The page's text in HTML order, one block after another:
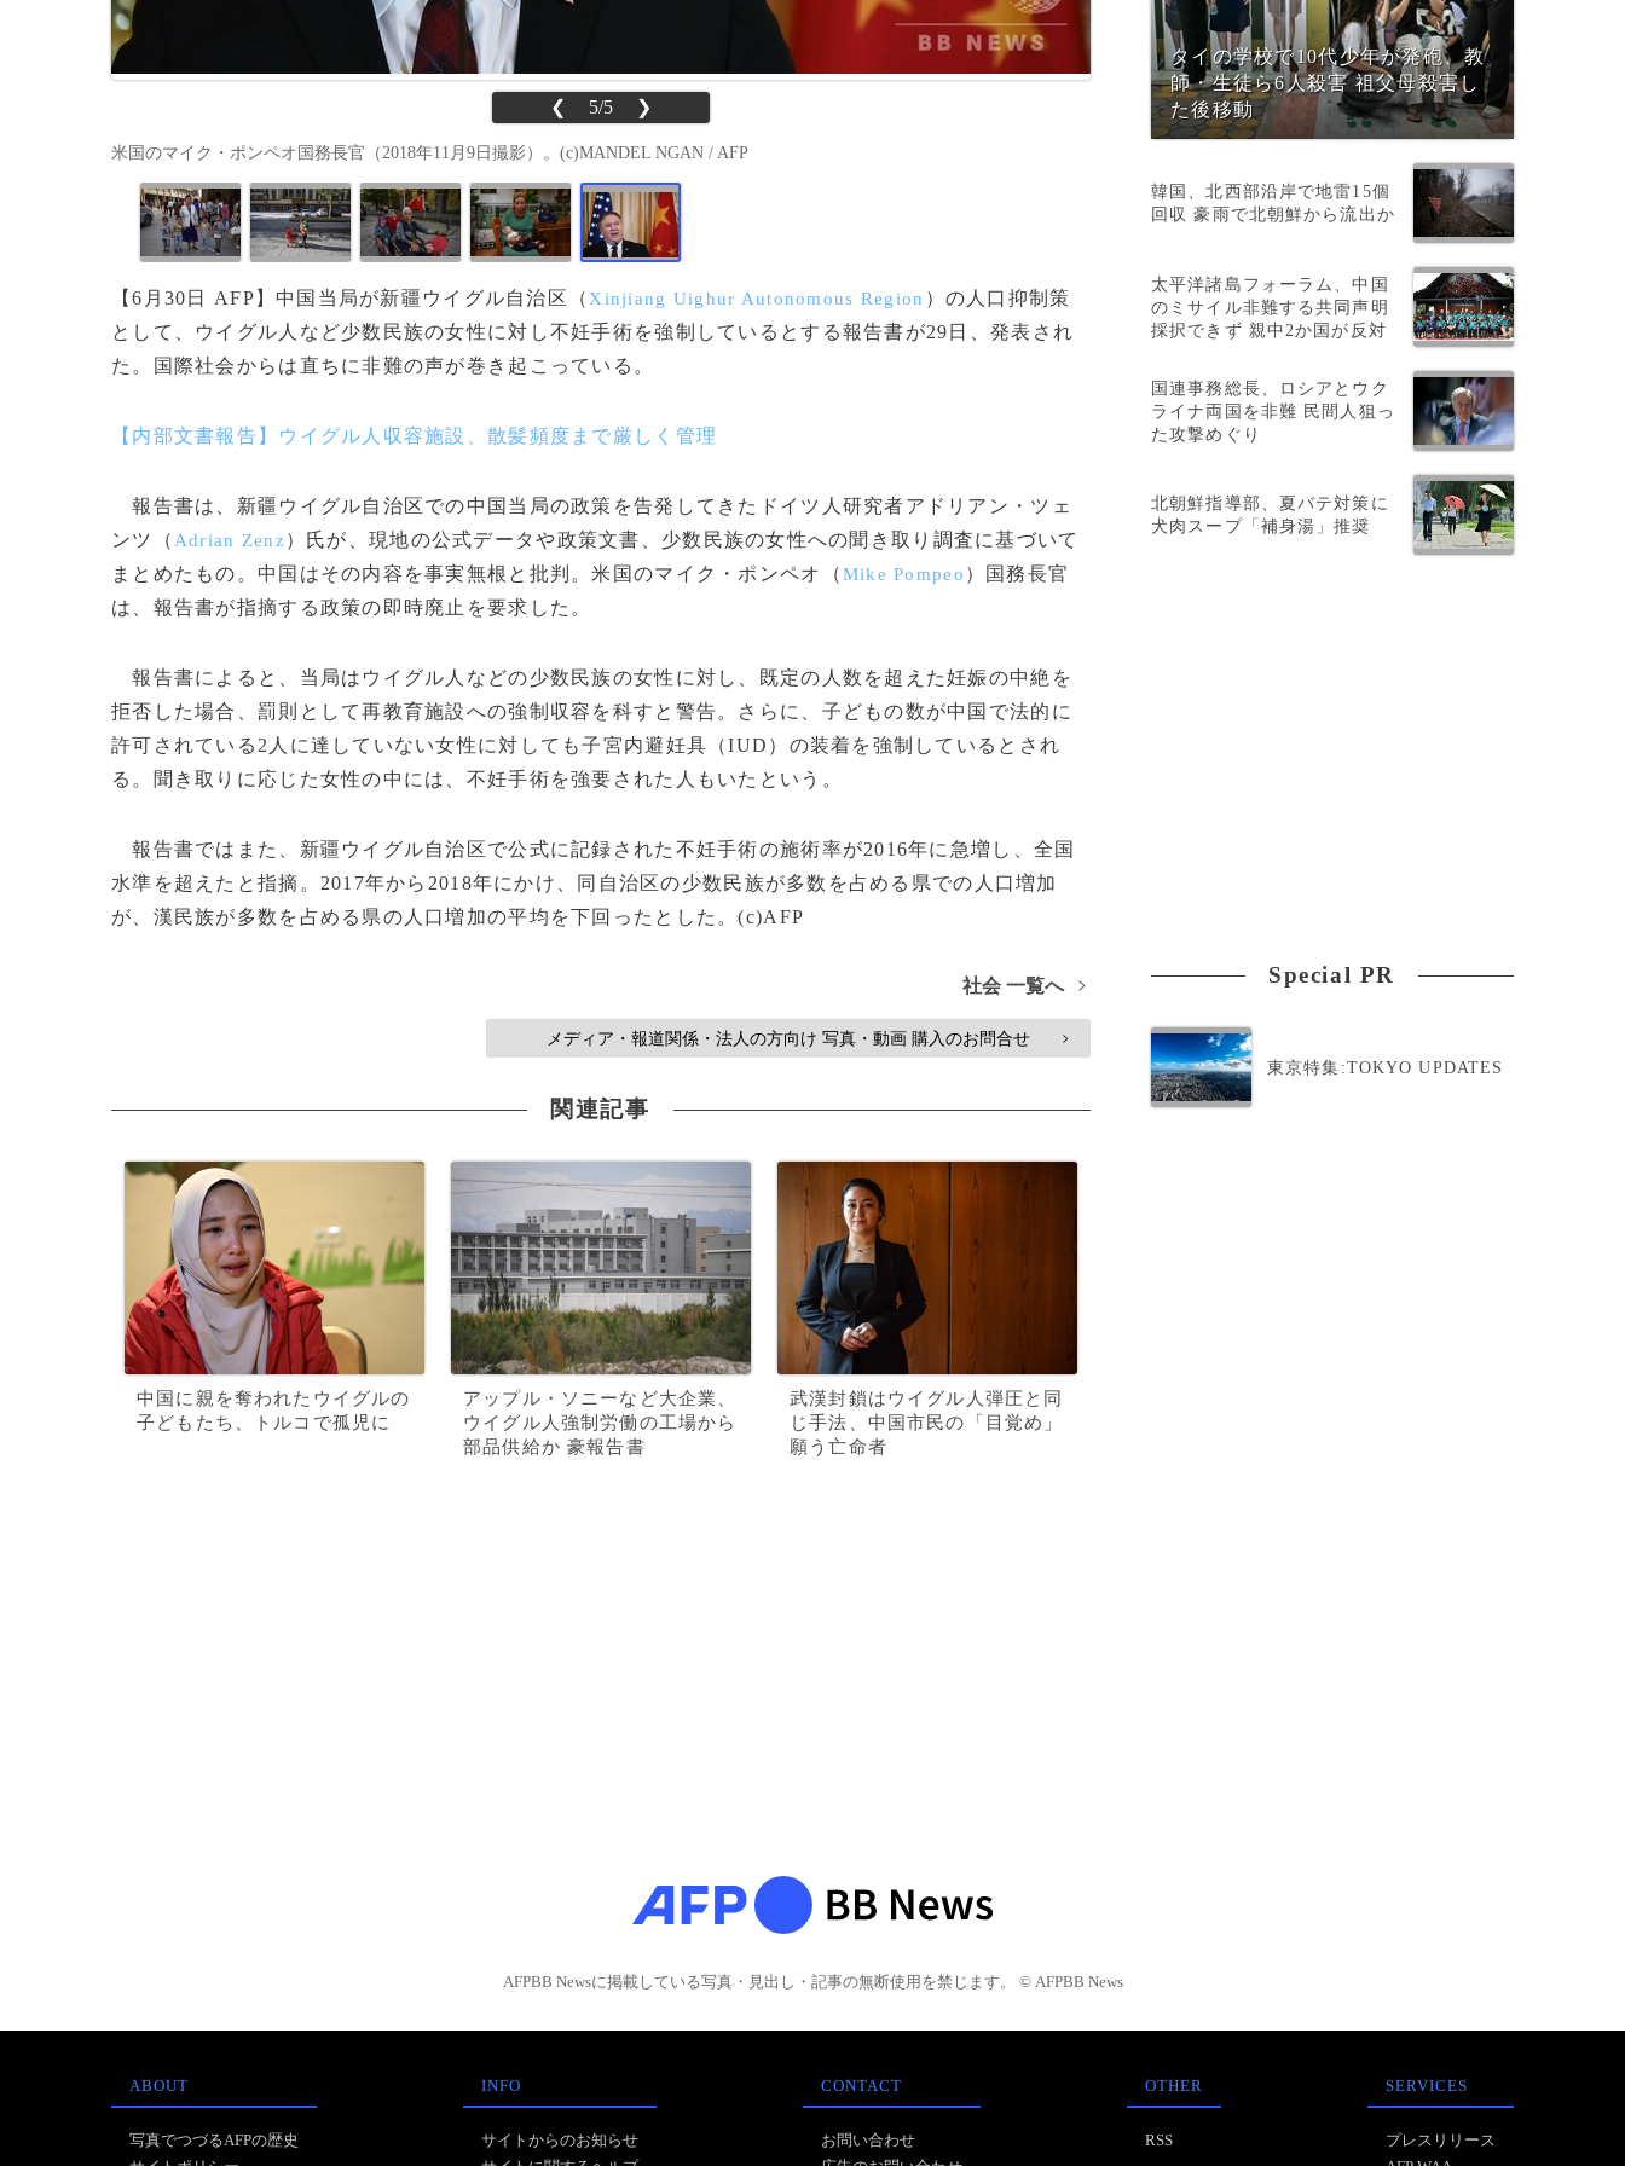
❮ 5/5 ❯
米国のマイク・ポンペオ国務長官（2018年11月9日撮影）。(c)MANDEL NGAN / AFP
【6月30日 AFP】中国当局が新疆ウイグル自治区（ Xinjiang Uighur Autonomous Region ）の人口抑制策
として、ウイグル人など少数民族の女性に対し不妊手術を強制しているとする報告書が29日、発表され
た。国際社会からは直ちに非難の声が巻き起こっている。
【内部文書報告】ウイグル人収容施設、散髪頻度まで厳しく管理
報告書は、新疆ウイグル自治区での中国当局の政策を告発してきたドイツ人研究者アドリアン・ツェ
ンツ（ Adrian Zenz）氏が、現地の公式データや政策文書、少数民族の女性への聞き取り調査に基づいて
まとめたもの。中国はその内容を事実無根と批判。米国のマイク・ポンペオ（Mike Pompeo ）国務長官
は、報告書が指摘する政策の即時廃止を要求した。
報告書によると、当局はウイグル人などの少数民族の女性に対し、既定の人数を超えた妊娠の中絶を
拒否した場合、罰則として再教育施設への強制収容を科すと警告。さらに、子どもの数が中国で法的に
許可されている2人に達していない女性に対しても子宮内避妊具（IUD）の装着を強制しているとされ
る。聞き取りに応じた女性の中には、不妊手術を強要された人もいたという。
報告書ではまた、新疆ウイグル自治区で公式に記録された不妊手術の施術率が2016年に急増し、全国
水準を超えたと指摘。2017年から2018年にかけ、同自治区の少数民族が多数を占める県での人口増加
が、漢民族が多数を占める県の人口増加の平均を下回ったとした。(c)AFP
社会 一覧へ >
メディア・報道関係・法人の方向け 写真・動画 購入のお問合せ >
関連記事
中国に親を奪われたウイグルの
子どもたち、トルコで孤児に
アップル・ソニーなど大企業、
ウイグル人強制労働の工場から
部品供給か 豪報告書
武漢封鎖はウイグル人弾圧と同
じ手法、中国市民の「目覚め」
願う亡命者
タイの学校で10代少年が発砲、教
師・生徒ら6人殺害 祖父母殺害し
た後移動
韓国、北西部沿岸で地雷15個
回収 豪雨で北朝鮮から流出か
太平洋諸島フォーラム、中国
のミサイル非難する共同声明
採択できず 親中2か国が反対
国連事務総長、ロシアとウク
ライナ両国を非難 民間人狙っ
た攻撃めぐり
北朝鮮指導部、夏バテ対策に
犬肉スープ「補身湯」推奨
Special PR
東京特集:TOKYO UPDATES
AFPBB Newsに掲載している写真・見出し・記事の無断使用を禁じます。 © AFPBB News
ABOUT
写真でつづるAFPの歴史
INFO
サイトからのお知らせ
CONTACT
お問い合わせ
OTHER
RSS
SERVICES
プレスリリース